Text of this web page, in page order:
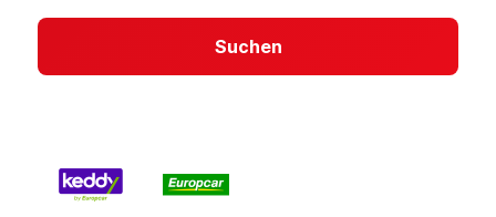
Suchen